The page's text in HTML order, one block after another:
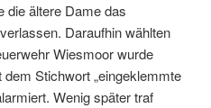
die ältere Dame das
Daraufhin wählten
Wiesmoor wurde
Stichwort „eingeklemmte
Wenig später traf